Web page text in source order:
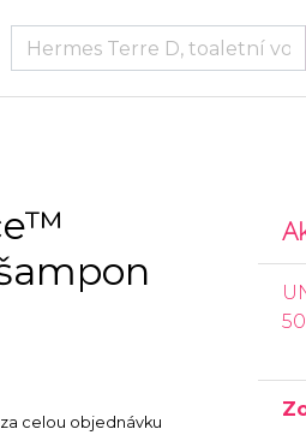
celou objednávku